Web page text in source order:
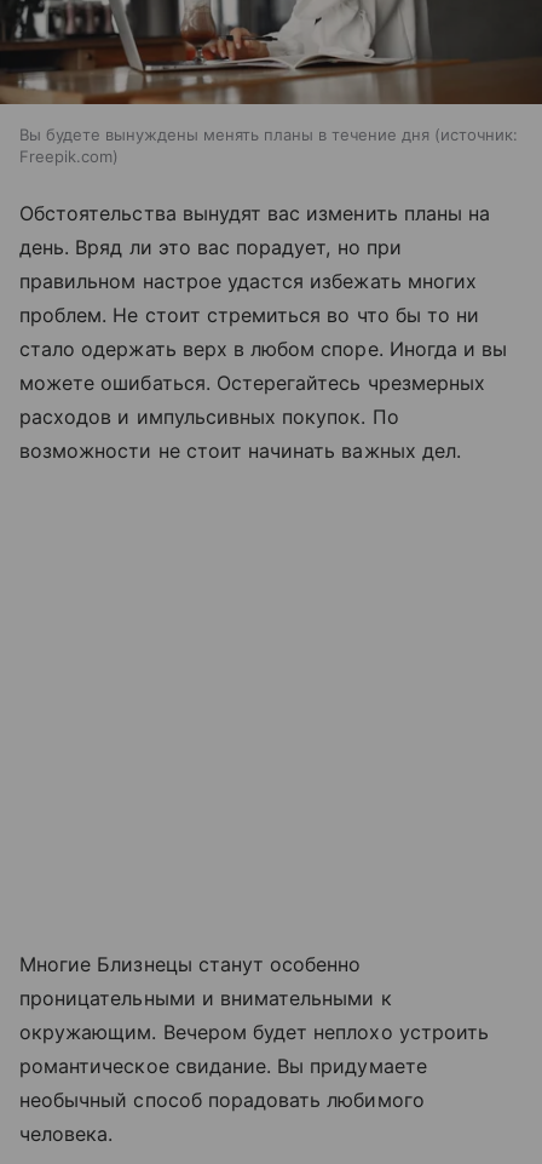
Вы будете вынуждены менять планы в течение дня
источник:
Freepik.com
Обстоятельства вынудят вас изменить планы на
день. Вряд ли это вас порадует, но при
правильном настрое удастся избежать многих
проблем. Не стоит стремиться во что бы то ни
стало одержать верх в любом споре. Иногда и вы
можете ошибаться. Остерегайтесь чрезмерных
расходов и импульсивных покупок. По
возможности не стоит начинать важных дел.
Многие Близнецы станут особенно
проницательными и внимательными к
окружающим. Вечером будет неплохо устроить
романтическое свидание. Вы придумаете
необычный способ порадовать любимого
человека.